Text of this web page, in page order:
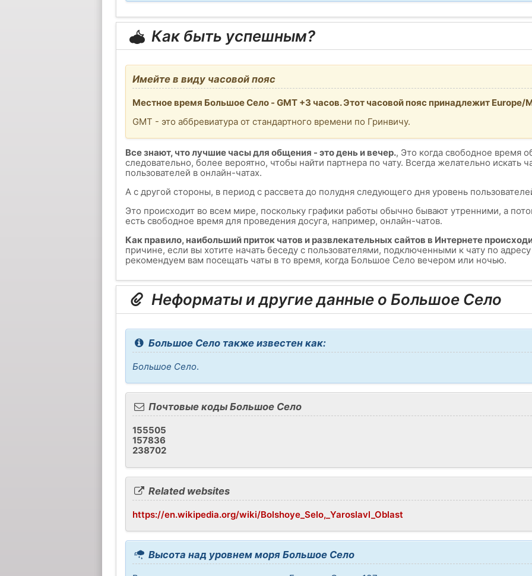
Как быть успешным?
Имейте в виду часовой пояс
Местное время Большое Село - GMT +3 часов. Этот часовой пояс принадлежит Europe/
GMT - это аббревиатура от стандартного времени по Гринвичу.
Все знают, что лучшие часы для общения - это день и вечер., Это когда свободное время
следовательно, более вероятно, чтобы найти партнера по чату. Всегда желательно искать
пользователей в онлайн-чатах.
А с другой стороны, в период с рассвета до полудня следующего дня уровень
Это происходит во всем мире, поскольку графики работы обычно бывают утренними, а
есть свободное время для проведения досуга, например, онлайн-чатов.
Как правило, наибольший приток чатов и развлекательных сайтов в Интернете
причине, если вы хотите начать беседу с пользователями, подключенными к чату по
рекомендуем вам посещать чаты в то время, когда Большое Село вечером или ночью.
Неформаты и другие данные о Большое Село
Большое Село также известен как:
Большое Село.
Почтовые коды Большое Село
155505
157836
238702
Related websites
https://en.wikipedia.org/wiki/Bolshoye_Selo,_Yaroslavl_Oblast
Высота над уровнем моря Большое Село